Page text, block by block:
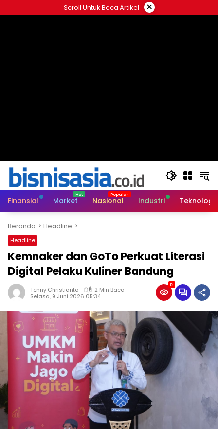
ke
Scroll Untuk Baca Artikel ×
Finansial Market Nasional Industri Teknologi
Beranda Headline
Headline
Kemnaker dan GoTo Perkuat Literasi
Digital Pelaku Kuliner Bandung
Tonny Christianto
2 Min Baca
Selasa, 9 Juni 2026 05:34
12